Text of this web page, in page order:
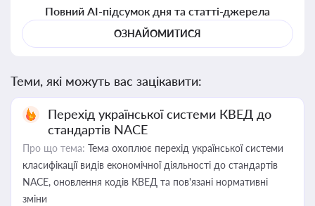
Повний AI-підсумок дня та статті-джерела
ОЗНАЙОМИТИСЯ
Теми, які можуть вас зацікавити:
Перехід української системи КВЕД до
стандартів NACE
Про що тема: Тема охоплює перехід української системи
класифікації видів економічної діяльності до стандартів
NACE, оновлення кодів КВЕД та пов'язані нормативні
зміни